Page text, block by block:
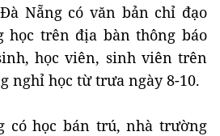
Nẵng có văn bản chỉ đạo
học trên địa bàn thông báo
học viên, sinh viên trên
nghỉ học từ trưa ngày 8-10.
có học bán trú, nhà trường